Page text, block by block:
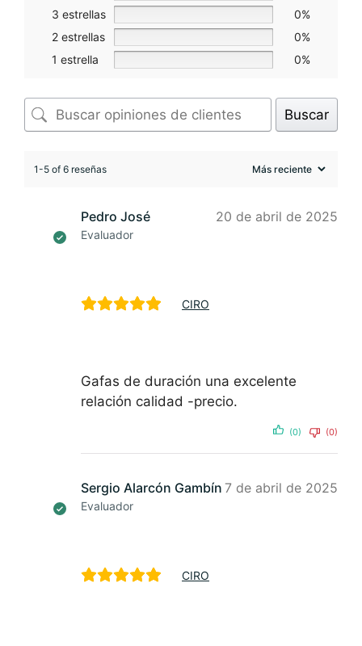
3 estrellas
0%
2 estrellas
0%
1 estrella
0%
Buscar
1-5 of 6 reseñas
Pedro José
Evaluador
20 de abril de 2025
CIRO
Gafas de duración una excelente
relación calidad -precio.
(0) (0)
Sergio Alarcón Gambín
Evaluador
7 de abril de 2025
CIRO